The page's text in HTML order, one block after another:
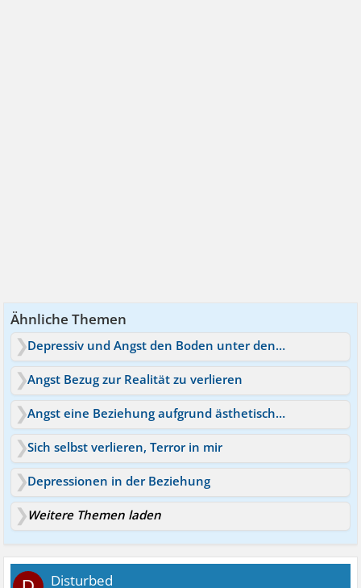
Ähnliche Themen
Depressiv und Angst den Boden unter den Füßen zu verlieren
Angst Bezug zur Realität zu verlieren
Angst eine Beziehung aufgrund ästhetischer Probleme
Sich selbst verlieren, Terror in mir
Depressionen in der Beziehung
Weitere Themen laden
Disturbed